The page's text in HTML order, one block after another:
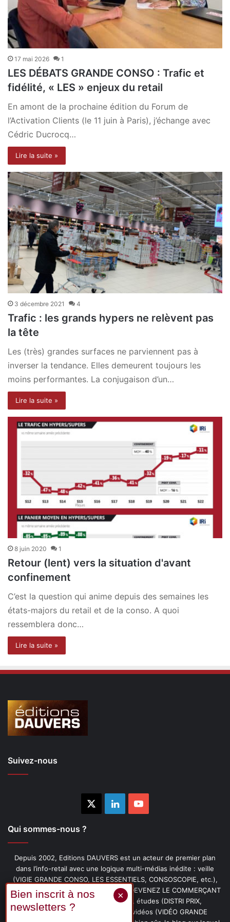
17 mai 2026 1
LES DÉBATS GRANDE CONSO : Trafic et
fidélité, « LES » enjeux du retail
En amont de la prochaine édition du Forum de
l’Activation Clients (le 11 juin à Paris), j’échange avec
Cédric Ducrocq…
Lire la suite »
3 décembre 2021 4
Trafic : les grands hypers ne relèvent pas
la tête
Les (très) grandes surfaces ne parviennent pas à
inverser la tendance. Elles demeurent toujours les
moins performantes. La conjugaison d’un…
Lire la suite »
8 juin 2020 1
Retour (lent) vers la situation d'avant
confinement
C’est la question qui anime depuis des semaines les
états-majors du retail et de la conso. A quoi
ressemblera donc…
Lire la suite »
Suivez-nous
LinkedinYouTube
Qui sommes-nous ?
Depuis 2002, Editions DAUVERS est un acteur de premier plan
dans l’info-retail avec une logique multi-médias inédite : veille
(VIGIE GRANDE CONSO, LES ESSENTIELS, CONSOSCOPIE, etc.),
livres (PENSER-CLIENT, IMAGE-PRIX, DEVENEZ LE COMMERÇANT
PRÉFÉRÉ DE VOS CLIENTS, etc.), études (DISTRI PRIX,
PROMOFLASH, DRIVE INSIGHTS), vidéos (VIDÉO GRANDE